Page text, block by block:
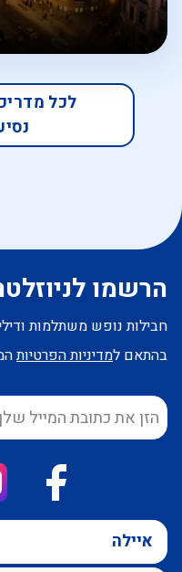
לכל
הרשמו
חבילות נופש משתלמות
בהתאם למדיניות הפרטיות
איילה